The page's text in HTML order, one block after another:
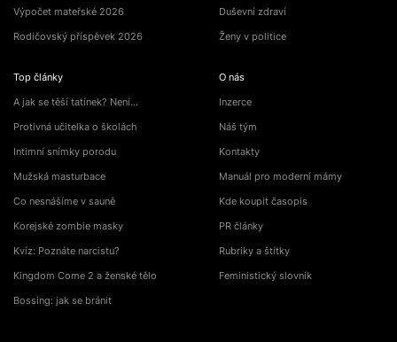
Výpočet mateřské 2026
Rodičovský příspěvek 2026
Top články
A jak se těší tatínek? Není…
Protivná učitelka o školách
Intimní snímky porodu
Mužská masturbace
Co nesnášíme v sauně
Korejské zombie masky
Kvíz: Poznáte narcistu?
Kingdom Come 2 a ženské tělo
Bossing: jak se bránit
Duševní zdraví
Ženy v politice
O nás
Inzerce
Náš tým
Kontakty
Manuál pro moderní mámy
Kde koupit časopis
PR články
Rubriky a štítky
Feministický slovník